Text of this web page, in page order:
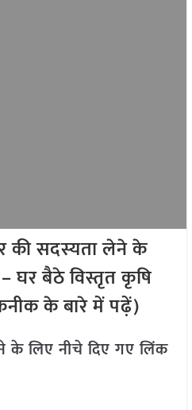
सदस्यता लेने के
घर बैठे विस्तृत कृषि
के बारे में पढ़ें)
लिए नीचे दिए गए लिंक